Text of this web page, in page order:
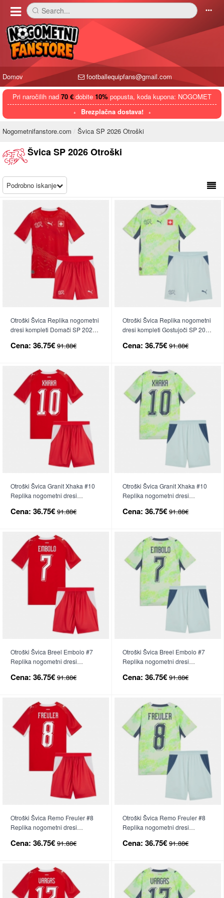
󰅼 Search... 󰄒
Domov footballequipfans@gmail.com
Pri naročilih nad 70 € dobite 10% popusta, koda kupona: NOGOMET
Brezplačna dostava!
Nogometnifanstore.com Švica SP 2026 Otroški
Švica SP 2026 Otroški
Podrobno iskanje
Otroški Švica Replika nogometni
dresi kompleti Domači SP 2026
Cena: 36.75€ 91.88€
Otroški Švica Replika nogometni
dresi kompleti Gostujoči SP 2026
Cena: 36.75€ 91.88€
Otroški Švica Granit Xhaka #10
Replika nogometni dresi
Rokav (+ hlače)
Cena: 36.75€ 91.88€
Otroški Švica Granit Xhaka #10
Replika nogometni dresi
Kratek Rokav (+ hlače)
Cena: 36.75€ 91.88€
Otroški Švica Breel Embolo #7
Replika nogometni dresi
Rokav (+ hlače)
Cena: 36.75€ 91.88€
Otroški Švica Breel Embolo #7
Replika nogometni dresi
Kratek Rokav (+ hlače)
Cena: 36.75€ 91.88€
Otroški Švica Remo Freuler #8
Replika nogometni dresi
Rokav (+ hlače)
Cena: 36.75€ 91.88€
Otroški Švica Remo Freuler #8
Replika nogometni dresi
Kratek Rokav (+ hlače)
Cena: 36.75€ 91.88€